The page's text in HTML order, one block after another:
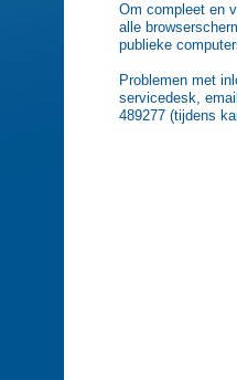
Om compleet en
alle
publieke
Problemen met
servicedesk,
489277 (tijdens